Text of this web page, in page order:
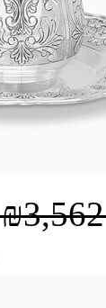
₪3,562